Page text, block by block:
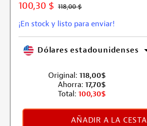
100,30 $ 118,00 $
¡En stock y listo para enviar!
Dólares estadounidenses
Original: 118,00$
Ahorra: 17,70$
Total: 100,30$
AÑADIR A LA CESTA